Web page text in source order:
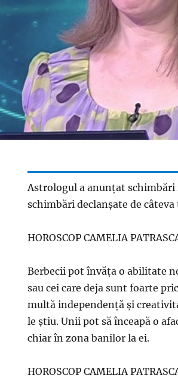
Astrologul a anunţat
schimbări declanşate de
HOROSCOP CAMELIA
Berbecii pot învăţa o abilitate
sau cei care deja sunt foarte
multă independenţă şi
le ştiu. Unii pot să înceapă o
chiar în zona banilor la ei.
HOROSCOP CAMELIA